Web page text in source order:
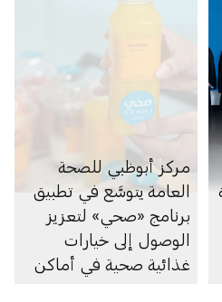
مركز أبوظبي للصحة
العامة يتوسَّع في تطبيق
برنامج «صحي» لتعزيز
الوصول إلى خيارات
غذائية صحية في أماكن